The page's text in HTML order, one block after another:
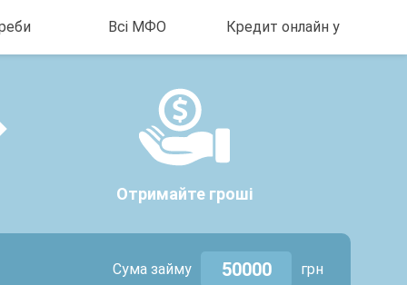
Всі МФО
Cashberry.com.ua
Кредит онлайн у
Харкові
Кредит на карту
Отримайте гроші
Сума займу грн